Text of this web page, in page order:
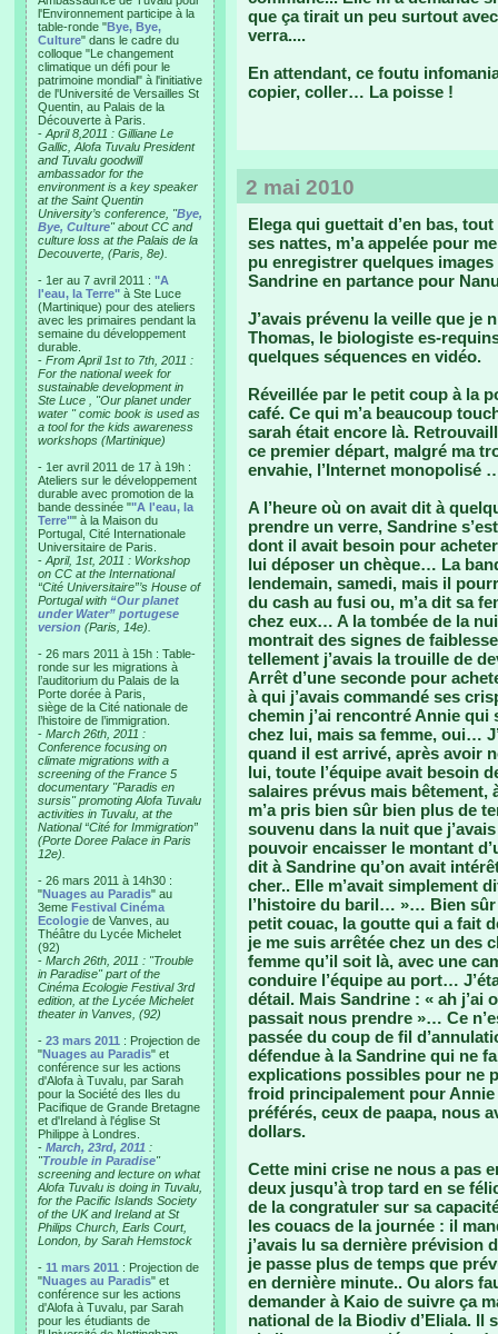
l'Environnement participe à la
table-ronde "Bye, Bye,
Culture" dans le cadre du
colloque "Le changement
climatique un défi pour le
patrimoine mondial" à l'initiative
de l'Université de Versailles St
Quentin, au Palais de la
Découverte à Paris.
- April 8,2011 : Gilliane Le
Gallic, Alofa Tuvalu President
and Tuvalu goodwill
ambassador for the
environment is a key speaker
at the Saint Quentin
University’s conference, "Bye,
Bye, Culture" about CC and
culture loss at the Palais de la
Decouverte, (Paris, 8e).
- 1er au 7 avril 2011 : "A
l'eau, la Terre" à Ste Luce
(Martinique) pour des ateliers
avec les primaires pendant la
semaine du développement
durable.
- From April 1st to 7th, 2011 :
For the national week for
sustainable development in
Ste Luce , "Our planet under
water " comic book is used as
a tool for the kids awareness
workshops (Martinique)
- 1er avril 2011 de 17 à 19h :
Ateliers sur le développement
durable avec promotion de la
bande dessinée ""A l'eau, la
Terre"" à la Maison du
Portugal, Cité Internationale
Universitaire de Paris.
- April, 1st, 2011 : Workshop
on CC at the International
“Cité Universitaire”’s House of
Portugal with “Our planet
under Water” portugese
version (Paris, 14e).
- 26 mars 2011 à 15h : Table-
ronde sur les migrations à
l’auditorium du Palais de la
Porte dorée à Paris,
siège de la Cité nationale de
l’histoire de l’immigration.
- March 26th, 2011 :
Conference focusing on
climate migrations with a
screening of the France 5
documentary "Paradis en
sursis" promoting Alofa Tuvalu
activities in Tuvalu, at the
National “Cité for Immigration”
(Porte Doree Palace in Paris
12e).
- 26 mars 2011 à 14h30 :
"Nuages au Paradis" au
3eme Festival Cinéma
Ecologie de Vanves, au
Théâtre du Lycée Michelet
(92)
- March 26th, 2011 : "Trouble
in Paradise" part of the
Cinéma Ecologie Festival 3rd
edition, at the Lycée Michelet
theater in Vanves, (92)
- 23 mars 2011 : Projection de
"Nuages au Paradis" et
conférence sur les actions
d'Alofa à Tuvalu, par Sarah
pour la Société des Iles du
Pacifique de Grande Bretagne
et d'Ireland à l'église St
Philippe à Londres.
- March, 23rd, 2011 :
"Trouble in Paradise"
screening and lecture on what
Alofa Tuvalu is doing in Tuvalu,
for the Pacific Islands Society
of the UK and Ireland at St
Philips Church, Earls Court,
London, by Sarah Hemstock
- 11 mars 2011 : Projection de
"Nuages au Paradis" et
conférence sur les actions
d'Alofa à Tuvalu, par Sarah
pour les étudiants de
que ça tirait un peu surtout
verra....
En attendant, ce foutu
copier, coller… La poisse !
2 mai 2010
Elega qui guettait d’en bas,
ses nattes, m’a appelée pour
pu enregistrer quelques
Sandrine en partance pour
J’avais prévenu la veille que je
Thomas, le biologiste es-
quelques séquences en vidéo.
Réveillée par le petit coup à la
café. Ce qui m’a beaucoup
sarah était encore là.
ce premier départ, malgré ma
envahie, l’Internet monopolisé
A l’heure où on avait dit à
prendre un verre, Sandrine
dont il avait besoin pour
lui déposer un chèque… La
lendemain, samedi, mais il
du cash au fusi ou, m’a dit sa
chez eux… A la tombée de la
montrait des signes de
tellement j’avais la trouille de
Arrêt d’une seconde pour
à qui j’avais commandé ses
chemin j’ai rencontré Annie
chez lui, mais sa femme, oui…
quand il est arrivé, après avoir
lui, toute l’équipe avait besoin
salaires prévus mais bêtement,
m’a pris bien sûr bien plus de
souvenu dans la nuit que
pouvoir encaisser le montant
dit à Sandrine qu’on avait
cher.. Elle m’avait simplement
l’histoire du baril… »… Bien
petit couac, la goutte qui a fait
je me suis arrêtée chez un des
femme qu’il soit là, avec une
conduire l’équipe au port…
détail. Mais Sandrine : « ah j’ai
passait nous prendre »… Ce
passée du coup de fil
défendue à la Sandrine qui ne
explications possibles pour ne
froid principalement pour
préférés, ceux de paapa, nous
dollars.
Cette mini crise ne nous a pas
deux jusqu’à trop tard en se
de la congratuler sur sa
les couacs de la journée : il
j’avais lu sa dernière prévision
je passe plus de temps que
en dernière minute.. Ou alors
demander à Kaio de suivre ça
national de la Biodiv d’Eliala. Il